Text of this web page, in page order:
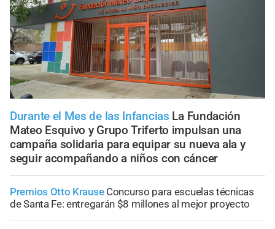
Durante el Mes de las Infancias La Fundación
Mateo Esquivo y Grupo Triferto impulsan una
campaña solidaria para equipar su nueva ala y
seguir acompañando a niños con cáncer
Premios Otto Krause Concurso para escuelas técnicas
de Santa Fe: entregarán $8 millones al mejor proyecto